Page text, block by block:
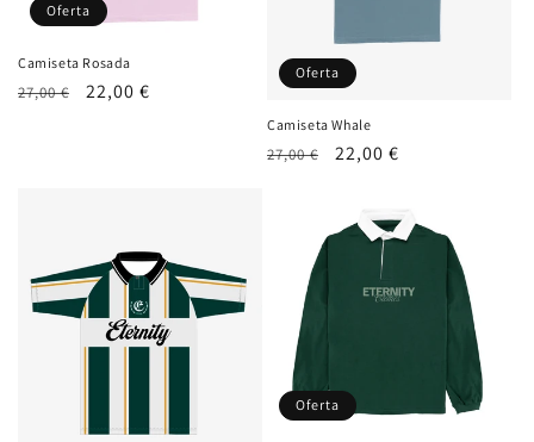
Oferta
Camiseta Rosada
Precio
27,00 €
Precio
22,00 €
Oferta
Camiseta Whale
Precio
27,00 €
Precio
22,00 €
Oferta